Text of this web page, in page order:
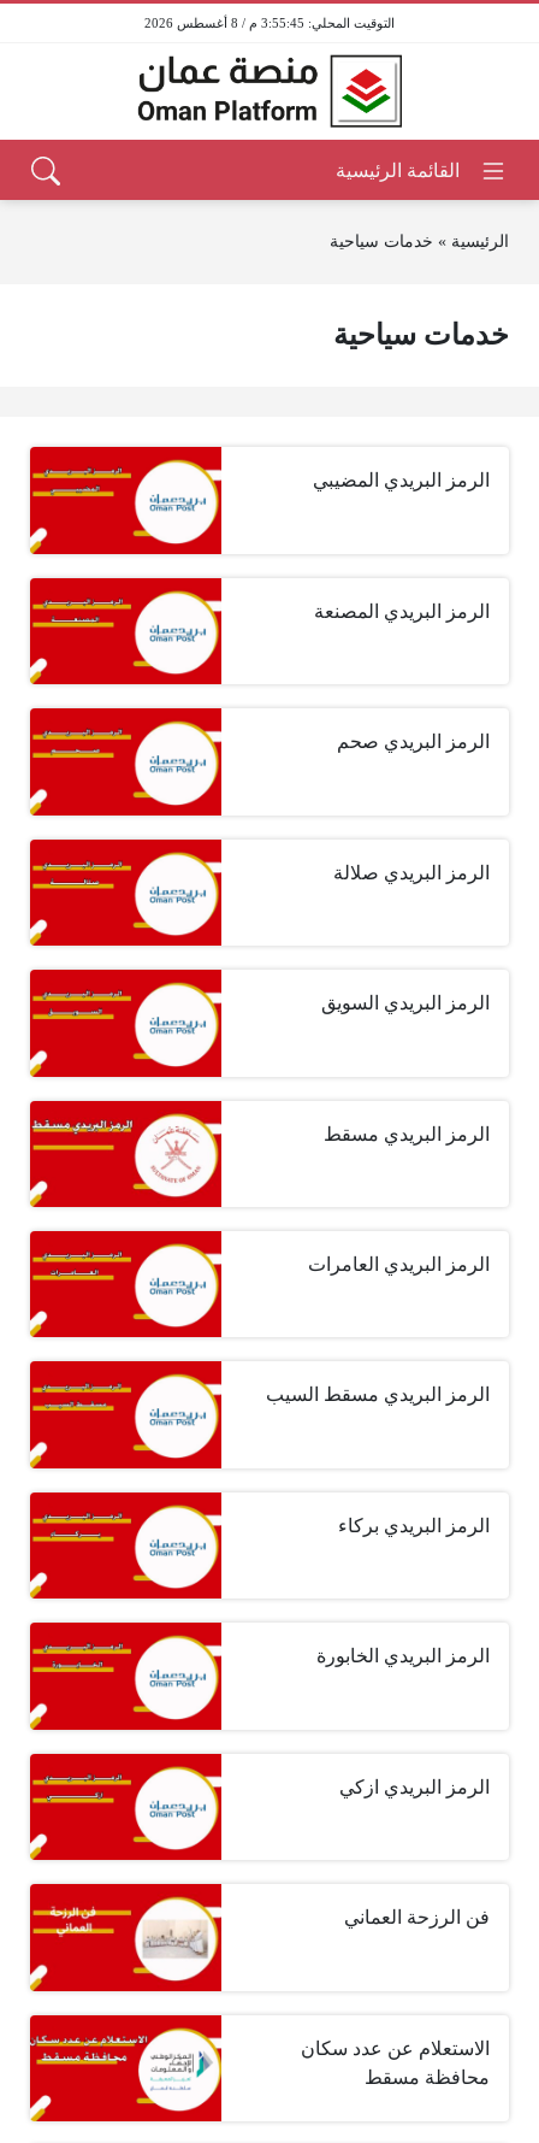
3:55:45 م / 8 أغسطس 2026
الرئيسية » خدمات سياحية
خدمات سياحية
الرمز البريدي المضيبي
الرمز البريدي المصنعة
الرمز البريدي صحم
الرمز البريدي صلالة
الرمز البريدي السويق
الرمز البريدي مسقط
الرمز البريدي العامرات
الرمز البريدي مسقط السيب
الرمز البريدي بركاء
الرمز البريدي الخابورة
الرمز البريدي ازكي
فن الرزحة العماني
الاستعلام عن عدد سكان
محافظة مسقط